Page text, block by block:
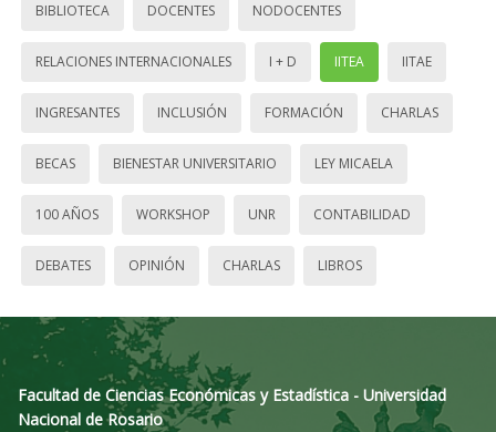
BIBLIOTECA DOCENTES NODOCENTES
RELACIONES INTERNACIONALES I + D IITEA IITAE
INGRESANTES INCLUSIÓN FORMACIÓN CHARLAS
BECAS BIENESTAR UNIVERSITARIO LEY MICAELA
100 AÑOS WORKSHOP UNR CONTABILIDAD
DEBATES OPINIÓN CHARLAS LIBROS
Facultad de Ciencias Económicas y Estadística - Universidad
Nacional de Rosario